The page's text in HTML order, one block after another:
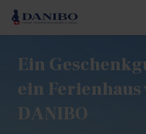
Ein
ein Ferienhaus
DANIBO